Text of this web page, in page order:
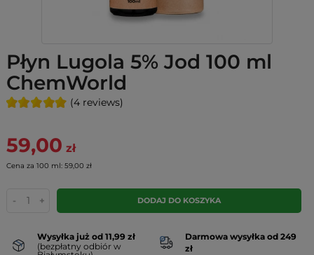
Płyn Lugola 5% Jod 100 ml
ChemWorld
(4 reviews)
59,00 zł
Cena za 100 ml: 59,00 zł
- + DODAJ DO KOSZYKA
Wysyłka już od 11,99 zł
(bezpłatny odbiór w
Darmowa wysyłka od 249
zł